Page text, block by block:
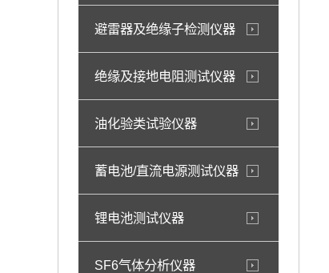
避雷器及绝缘子检测仪器
绝缘及接地电阻测试仪器
油化验类试验仪器
蓄电池/直流电源测试仪器
锂电池测试仪器
SF6气体分析仪器